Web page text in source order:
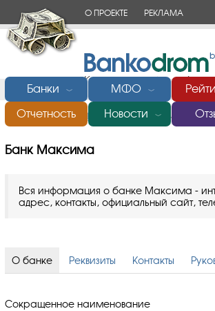
О ПРОЕКТЕ РЕКЛАМА
Банки ﹀ МФО ﹀
Отчетность Новости ﹀
Главная/Банки России/Банк Максима
Банк Максима
Вся информация о банке Максима -
адрес, контакты, официальный сайт,
О банке Реквизиты Контакты
Сокращенное наименование